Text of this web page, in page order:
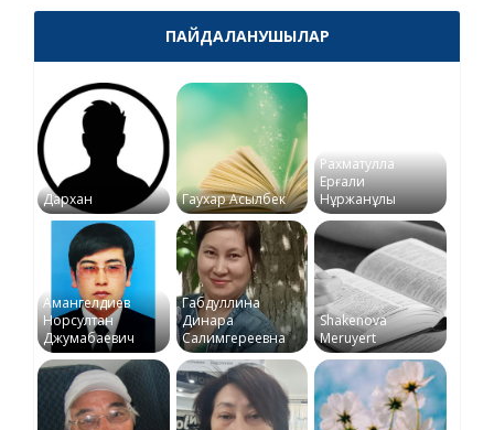
ПАЙДАЛАНУШЫЛАР
Дархан Гаухар Асылбек
Рахматулла
Ерғали
Нұржанұлы
Амангелдиев
Норсултан
Джумабаевич
Габдуллина
Динара
Салимгереевна
Shakenova
Meruyert